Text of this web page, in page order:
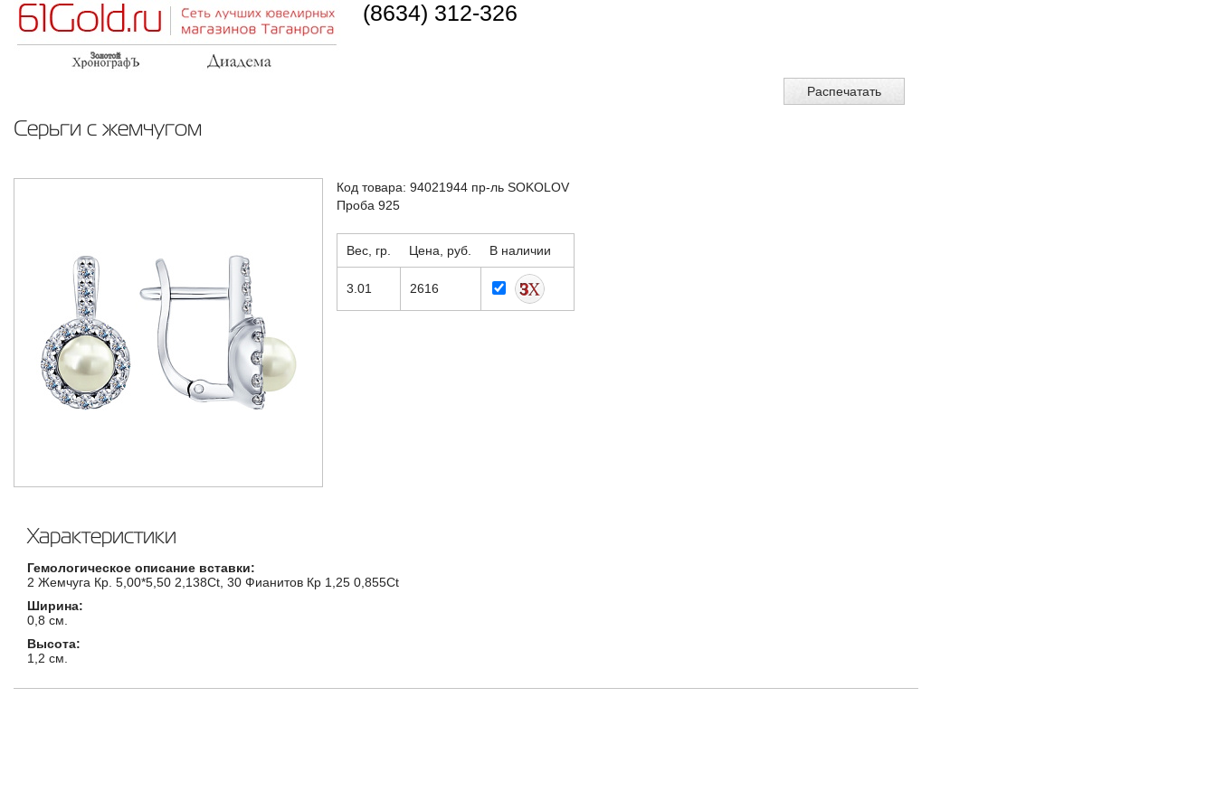
(8634) 312-326
Распечатать
Серьги с жемчугом
Код товара: 94021944 пр-ль SOKOLOV
Проба 925
Вес, гр. Цена, руб. В наличии
3.01 2616
Характеристики
Гемологическое описание вставки:
2 Жемчуга Кр. 5,00*5,50 2,138Ct, 30 Фианитов Кр 1,25 0,855Ct
Ширина:
0,8 см.
Высота:
1,2 см.